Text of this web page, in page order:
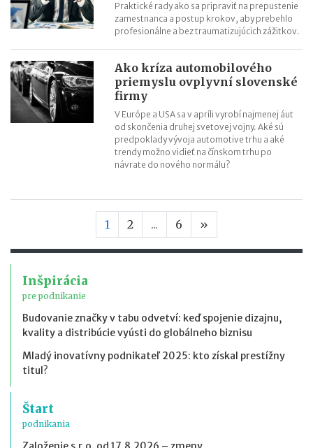
Praktické rady ako sa pripraviť na prepustenie
zamestnanca a postup krokov, aby prebehlo
profesionálne a bez traumatizujúcich zážitkov.
Ako kríza automobilového
priemyslu ovplyvní slovenské
firmy
V Európe a USA sa v apríli vyrobí najmenej áut
od skončenia druhej svetovej vojny. Aké sú
predpoklady vývoja automotive trhu a aké
trendy možno vidieť na čínskom trhu po
návrate do nového normálu?
1 2 ... 6 »
Inšpirácia
pre podnikanie
Budovanie značky v tabu odvetví: keď spojenie dizajnu,
kvality a distribúcie vyústi do globálneho biznisu
Mladý inovatívny podnikateľ 2025: kto získal prestížny
titul?
Štart
podnikania